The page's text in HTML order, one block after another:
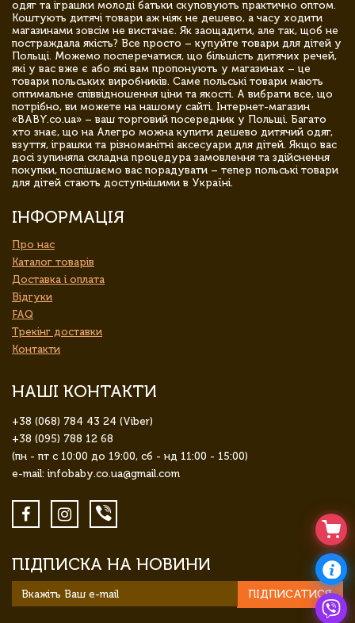
одяг та іграшки молоді батьки скуповують практично оптом.
Коштують дитячі товари аж ніяк не дешево, а часу ходити
магазинами зовсім не вистачає. Як заощадити, але так, щоб не
постраждала якість? Все просто – купуйте товари для дітей у
Польщі. Можемо посперечатися, що більшість дитячих речей,
які у вас вже є або які вам пропонують у магазинах – це
товари польських виробників. Саме польські товари мають
оптимальне співвідношення ціни та якості. А вибрати все, що
потрібно, ви можете на нашому сайті. Інтернет-магазин
«BABY.co.ua» – ваш торговий посередник у Польщі. Багато
хто знає, що на Алегро можна купити дешево дитячий одяг,
взуття, іграшки та різноманітні аксесуари для дітей. Якщо вас
досі зупиняла складна процедура замовлення та здійснення
покупки, поспішаємо вас порадувати – тепер польські товари
для дітей стають доступнішими в Україні.
ІНФОРМАЦІЯ
Про нас
Каталог товарів
Доставка і оплата
Відгуки
FAQ
Трекінг доставки
Контакти
НАШІ КОНТАКТИ
+38 (068) 784 43 24 (Viber)
+38 (095) 788 12 68
(пн - пт с 10:00 до 19:00, сб - нд 11:00 - 15:00)
e-mail: infobaby.co.ua@gmail.com
ПІДПИСКА НА НОВИНИ
ПІДПИСАТИСЯ